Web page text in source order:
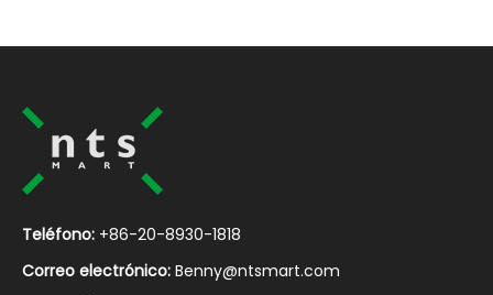
Teléfono: +86-20-8930-1818
Correo electrónico: Benny@ntsmart.com